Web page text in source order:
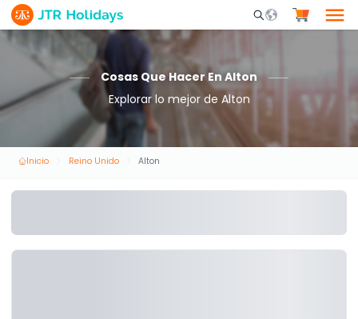
Mobile Search
Cosas Que Hacer En Alton
Explorar lo mejor de Alton
Inicio Reino Unido Alton